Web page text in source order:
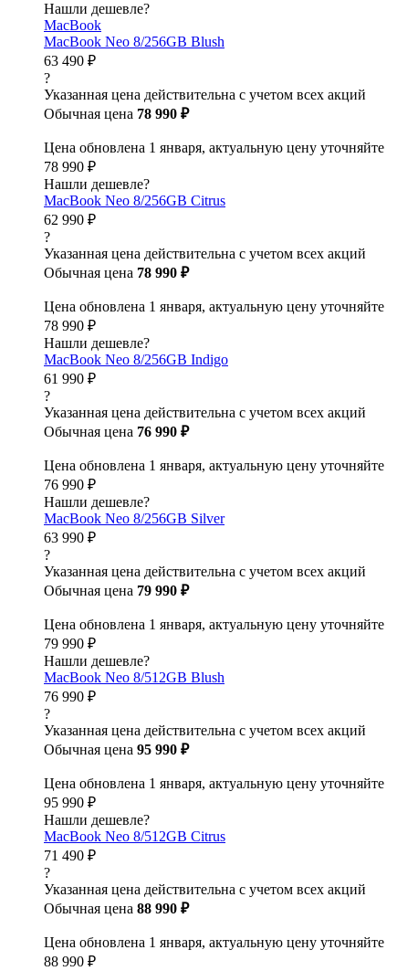
Нашли дешевле?
MacBook
MacBook Neo 8/256GB Blush
63 490 ₽
?
Указанная цена действительна с учетом всех акций
Обычная цена 78 990 ₽
Цена обновлена 1 января, актуальную цену уточняйте
78 990 ₽
Нашли дешевле?
MacBook Neo 8/256GB Citrus
62 990 ₽
?
Указанная цена действительна с учетом всех акций
Обычная цена 78 990 ₽
Цена обновлена 1 января, актуальную цену уточняйте
78 990 ₽
Нашли дешевле?
MacBook Neo 8/256GB Indigo
61 990 ₽
?
Указанная цена действительна с учетом всех акций
Обычная цена 76 990 ₽
Цена обновлена 1 января, актуальную цену уточняйте
76 990 ₽
Нашли дешевле?
MacBook Neo 8/256GB Silver
63 990 ₽
?
Указанная цена действительна с учетом всех акций
Обычная цена 79 990 ₽
Цена обновлена 1 января, актуальную цену уточняйте
79 990 ₽
Нашли дешевле?
MacBook Neo 8/512GB Blush
76 990 ₽
?
Указанная цена действительна с учетом всех акций
Обычная цена 95 990 ₽
Цена обновлена 1 января, актуальную цену уточняйте
95 990 ₽
Нашли дешевле?
MacBook Neo 8/512GB Citrus
71 490 ₽
?
Указанная цена действительна с учетом всех акций
Обычная цена 88 990 ₽
Цена обновлена 1 января, актуальную цену уточняйте
88 990 ₽